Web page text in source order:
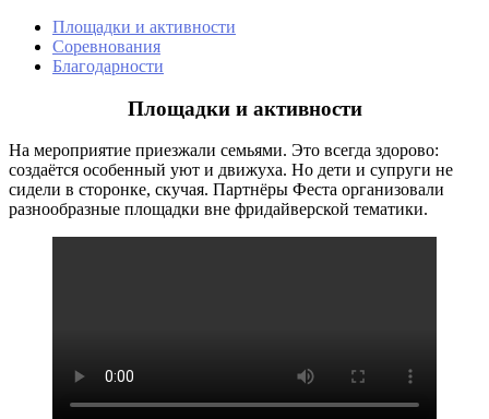
Площадки и активности
Соревнования
Благодарности
Площадки и активности
На мероприятие приезжали семьями. Это всегда здорово:
создаётся особенный уют и движуха. Но дети и супруги не
сидели в сторонке, скучая. Партнёры Феста организовали
разнообразные площадки вне фридайверской тематики.